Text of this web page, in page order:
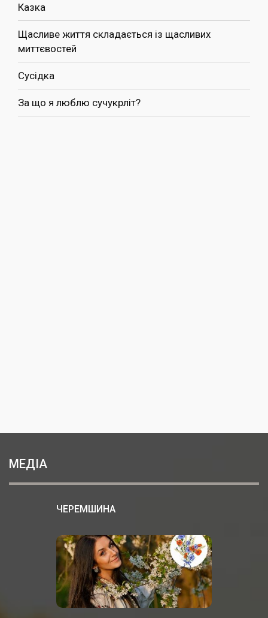
Казка
Щасливе життя складається із щасливих
миттєвостей
Сусідка
За що я люблю сучукрліт?
МЕДІА
ЧЕРЕМШИНА